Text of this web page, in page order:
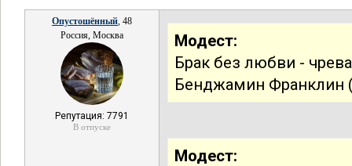
Опустошённый, 48
Россия, Москва
Репутация: 7791
В отпуске
Модест:
Брак без любви -
Бенджамин Франклин
Модест: